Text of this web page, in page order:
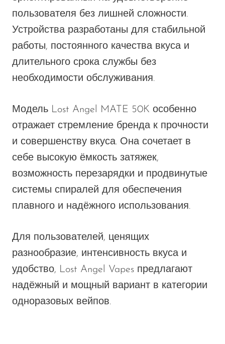
пользователя без лишней сложности.
Устройства разработаны для стабильной
работы, постоянного качества вкуса и
длительного срока службы без
необходимости обслуживания.
Модель Lost Angel MATE 50K особенно
отражает стремление бренда к прочности
и совершенству вкуса. Она сочетает в
себе высокую ёмкость затяжек,
возможность перезарядки и продвинутые
системы спиралей для обеспечения
плавного и надёжного использования.
Для пользователей, ценящих
разнообразие, интенсивность вкуса и
удобство, Lost Angel Vapes предлагают
надёжный и мощный вариант в категории
одноразовых вейпов.